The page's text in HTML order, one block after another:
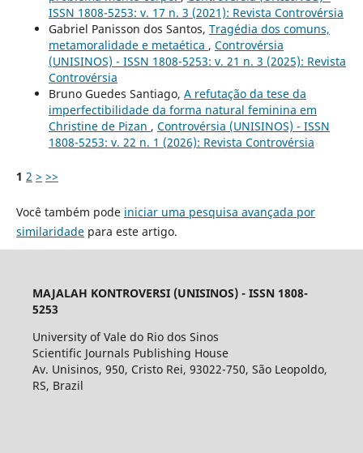
ISSN 1808-5253: v. 17 n. 3 (2021): Revista Controvérsia
Gabriel Panisson dos Santos, Tragédia dos comuns,
metamoralidade e metaética , Controvérsia
(UNISINOS) - ISSN 1808-5253: v. 21 n. 3 (2025): Revista
Controvérsia
Bruno Guedes Santiago, A refutação da tese da
imperfectibilidade da forma natural feminina em
Christine de Pizan , Controvérsia (UNISINOS) - ISSN
1808-5253: v. 22 n. 1 (2026): Revista Controvérsia
1 2 > >>
Você também pode iniciar uma pesquisa avançada por
similaridadepara este artigo.
MAJALAH KONTROVERSI (UNISINOS) - ISSN 1808-
5253
University of Vale do Rio dos Sinos
Scientific Journals Publishing House
Av. Unisinos, 950, Cristo Rei, 93022-750, São Leopoldo,
RS, Brazil